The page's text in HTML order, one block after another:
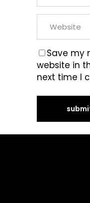
Save my
website in
next time I